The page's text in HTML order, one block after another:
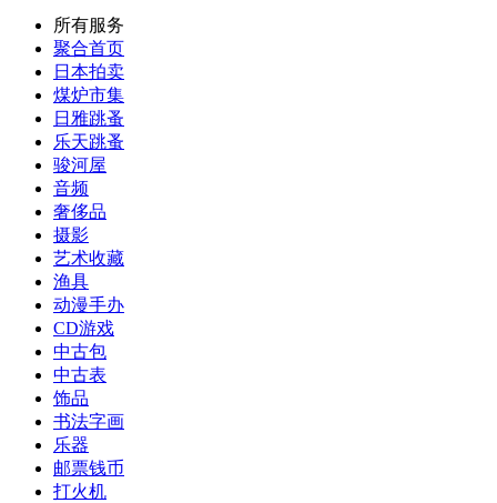
所有服务
聚合首页
日本拍卖
煤炉市集
日雅跳蚤
乐天跳蚤
骏河屋
音频
奢侈品
摄影
艺术收藏
渔具
动漫手办
CD游戏
中古包
中古表
饰品
书法字画
乐器
邮票钱币
打火机